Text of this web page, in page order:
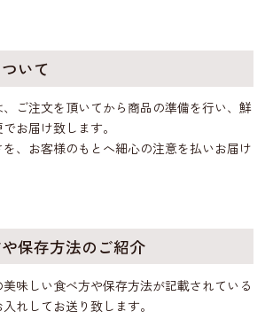
いて
ご注文を頂いてから商品の準備を行い、鮮
お届け致します。
、お客様のもとへ細心の注意を払いお届け
保存方法のご紹介
味しい食べ方や保存方法が記載されている
れしてお送り致します。